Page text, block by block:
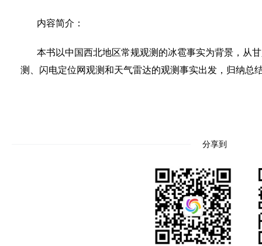
内容简介：
本书以中国西北地区常规观测的冰雹事实为背景，从
测、闪电定位网观测和天气雷达的观测事实出发，归纳总
分享到